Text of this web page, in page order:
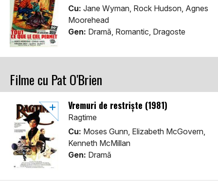
Cu: Jane Wyman, Rock Hudson, Agnes
Moorehead
Gen: Dramă, Romantic, Dragoste
Filme cu Pat O'Brien
Vremuri de restriște (1981)
Ragtime
Cu: Moses Gunn, Elizabeth McGovern,
Kenneth McMillan
Gen: Dramă